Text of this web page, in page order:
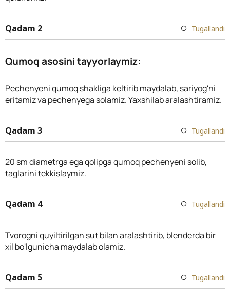
Qadam 2 Tugallandi
Qumoq asosini tayyorlaymiz:
Pechenyeni qumoq shakliga keltirib maydalab, sariyog'ni
eritamiz va pechenyega solamiz. Yaxshilab aralashtiramiz.
Qadam 3 Tugallandi
20 sm diametrga ega qolipga qumoq pechenyeni solib,
taglarini tekkislaymiz.
Qadam 4 Tugallandi
Tvorogni quyiltirilgan sut bilan aralashtirib, blenderda bir
xil bo'lgunicha maydalab olamiz.
Qadam 5 Tugallandi